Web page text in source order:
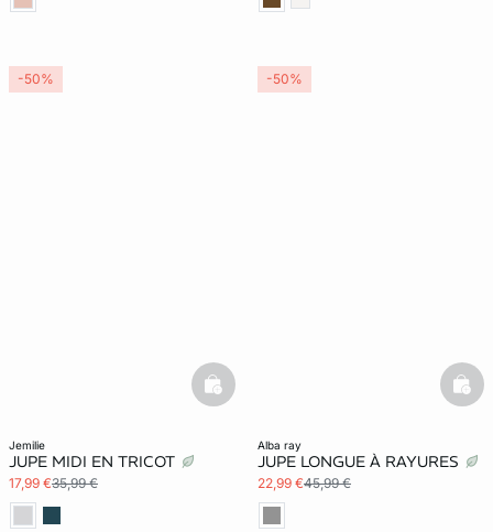
jemilie
JUPE MIDI EN TRICOT
17,99 €35,99 €
basketfull
-50%
alba ray
JUPE LONGUE À RAYURES
22,99 €45,99 €
-50%